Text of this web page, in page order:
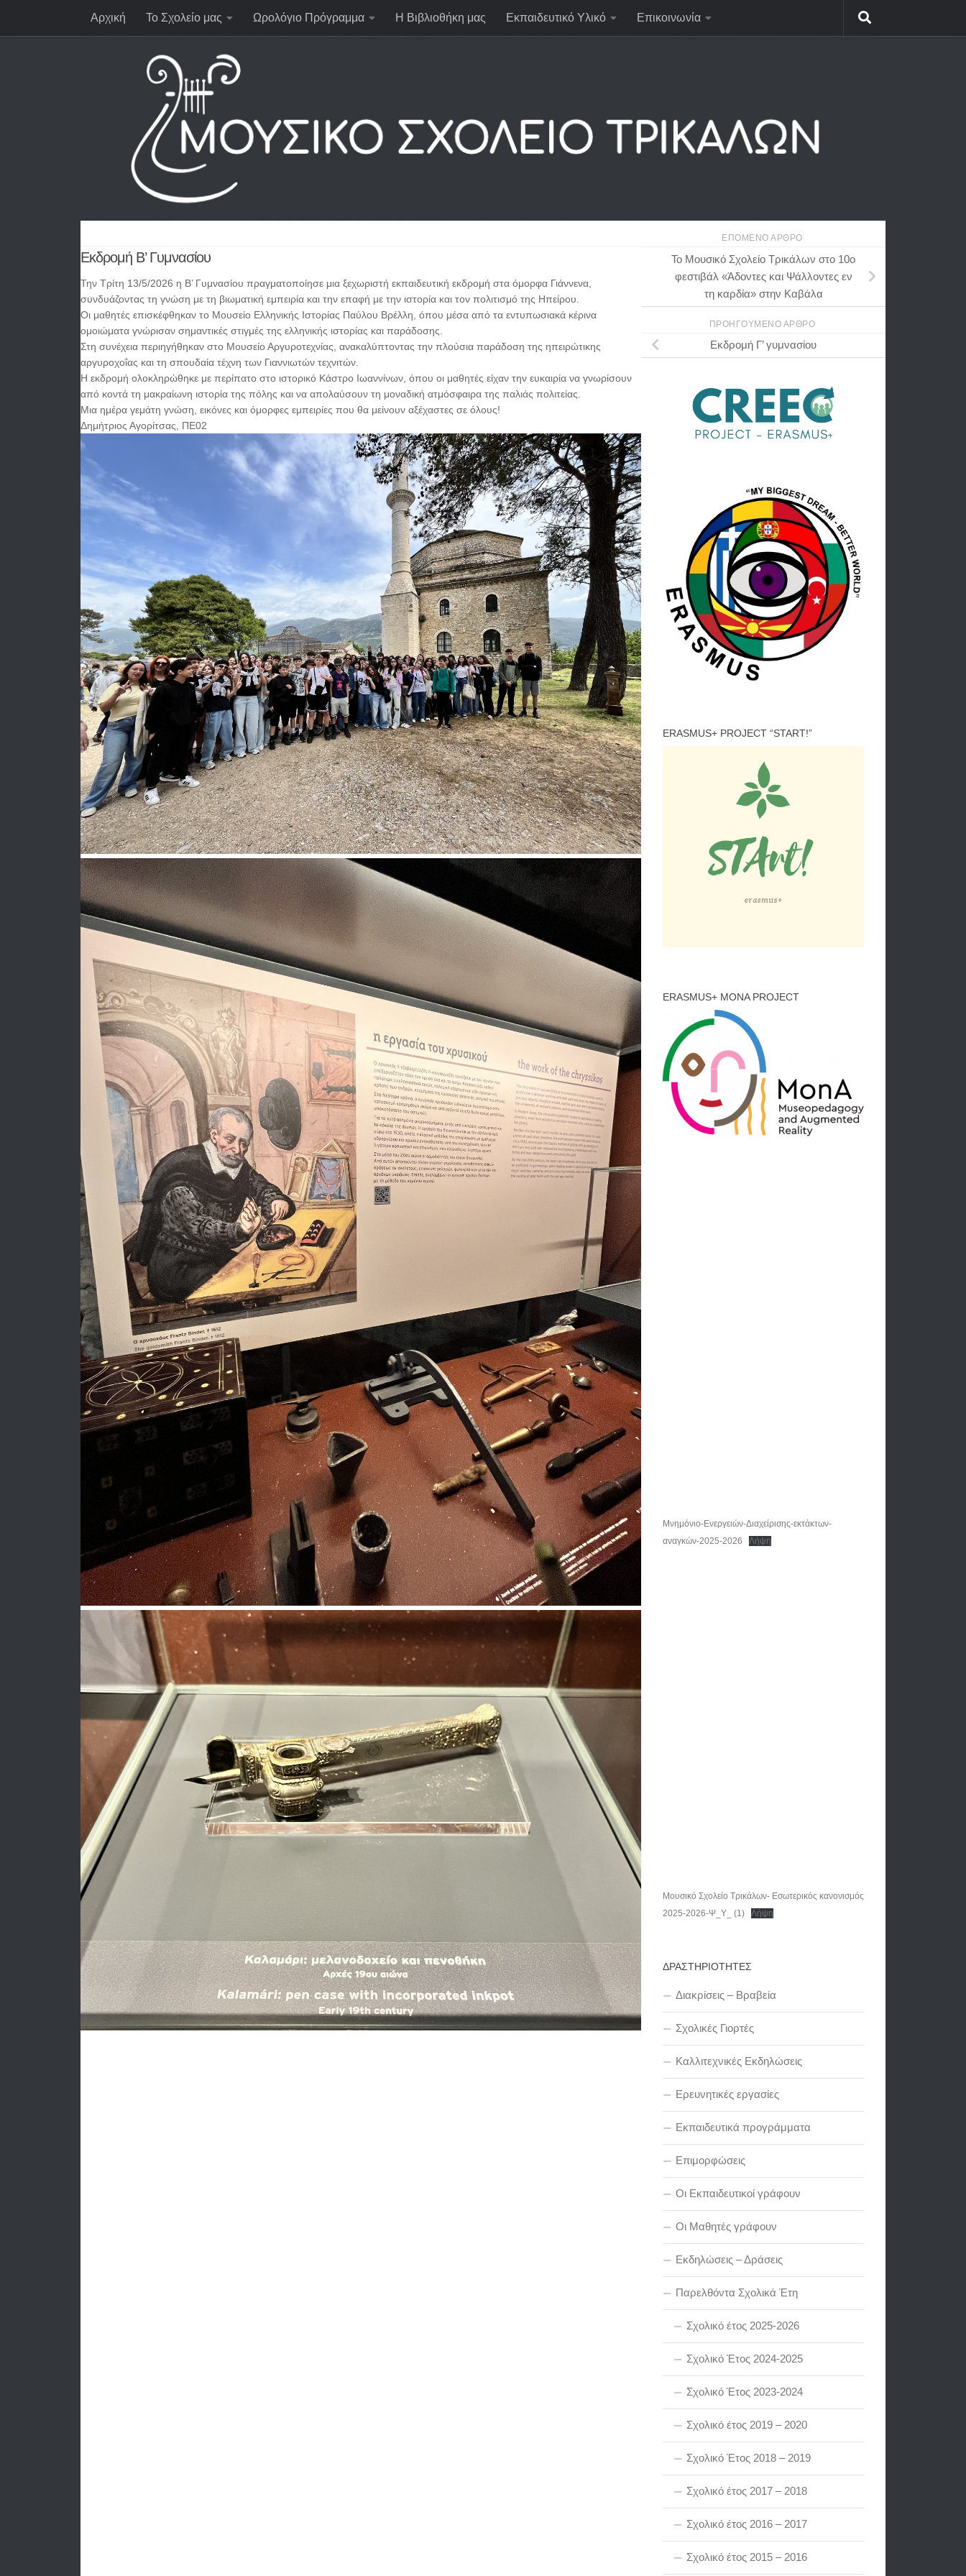
Αρχική Το Σχολείο μας Ωρολόγιο Πρόγραμμα Η Βιβλιοθήκη μας Εκπαιδευτικό Υλικό Επικοινωνία
Εκδρομή Β’ Γυμνασίου
Την Τρίτη 13/5/2026 η Β’ Γυμνασίου πραγματοποίησε μια ξεχωριστή εκπαιδευτική εκδρομή στα όμορφα Γιάννενα,
συνδυάζοντας τη γνώση με τη βιωματική εμπειρία και την επαφή με την ιστορία και τον πολιτισμό της Ηπείρου.
Οι μαθητές επισκέφθηκαν το Μουσείο Ελληνικής Ιστορίας Παύλου Βρέλλη, όπου μέσα από τα εντυπωσιακά κέρινα
ομοιώματα γνώρισαν σημαντικές στιγμές της ελληνικής ιστορίας και παράδοσης.
Στη συνέχεια περιηγήθηκαν στο Μουσείο Αργυροτεχνίας, ανακαλύπτοντας την πλούσια παράδοση της ηπειρώτικης
αργυροχοΐας και τη σπουδαία τέχνη των Γιαννιωτών τεχνιτών.
Η εκδρομή ολοκληρώθηκε με περίπατο στο ιστορικό Κάστρο Ιωαννίνων, όπου οι μαθητές είχαν την ευκαιρία να γνωρίσουν
από κοντά τη μακραίωνη ιστορία της πόλης και να απολαύσουν τη μοναδική ατμόσφαιρα της παλιάς πολιτείας.
Μια ημέρα γεμάτη γνώση, εικόνες και όμορφες εμπειρίες που θα μείνουν αξέχαστες σε όλους!
Δημήτριος Αγορίτσας, ΠΕ02
ΕΠΌΜΕΝΟ ΆΡΘΡΟ
Το Μουσικό Σχολείο Τρικάλων στο 10ο
φεστιβάλ «Άδοντες και Ψάλλοντες εν
τη καρδία» στην Καβάλα
ΠΡΟΗΓΟΎΜΕΝΟ ΆΡΘΡΟ
Εκδρομή Γ’ γυμνασίου
ERASMUS+ PROJECT “START!”
ERASMUS+ MONA PROJECT
Μνημόνιο-Ενεργειών-Διαχείρισης-εκτάκτων-
αναγκών-2025-2026
Λήψη
Μουσικό Σχολείο Τρικάλων- Εσωτερικός κανονισμός
2025-2026-Ψ_Υ_ (1)
Λήψη
ΔΡΑΣΤΗΡΙΟΤΗΤΕΣ
Διακρίσεις – Βραβεία
Σχολικές Γιορτές
Καλλιτεχνικές Εκδηλώσεις
Ερευνητικές εργασίες
Εκπαιδευτικά προγράμματα
Επιμορφώσεις
Οι Εκπαιδευτικοί γράφουν
Οι Μαθητές γράφουν
Εκδηλώσεις – Δράσεις
Παρελθόντα Σχολικά Έτη
Σχολικό έτος 2025-2026
Σχολικό Έτος 2024-2025
Σχολικό Έτος 2023-2024
Σχολικό έτος 2019 – 2020
Σχολικό Έτος 2018 – 2019
Σχολικό έτος 2017 – 2018
Σχολικό έτος 2016 – 2017
Σχολικό έτος 2015 – 2016